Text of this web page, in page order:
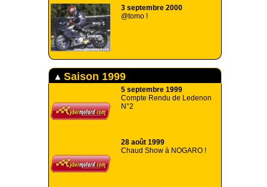
3 septembre 2000
@tomo !
Saison 1999
5 septembre 1999
Compte Rendu de Ledenon
N°2
28 août 1999
Chaud Show à NOGARO !